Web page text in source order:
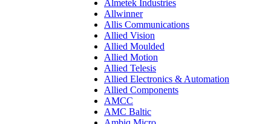
Almetek Industries
Allwinner
Allis Communications
Allied Vision
Allied Moulded
Allied Motion
Allied Telesis
Allied Electronics & Automation
Allied Components
AMCC
AMC Baltic